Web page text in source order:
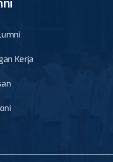
Kerja